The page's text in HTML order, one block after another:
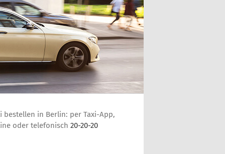
bestellen in Berlin: per Taxi-App,
oder telefonisch 20-20-20